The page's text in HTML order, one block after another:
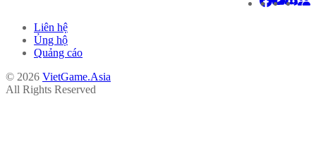
Liên hệ
Ủng hộ
Quảng cáo
© 2026 VietGame.Asia
All Rights Reserved